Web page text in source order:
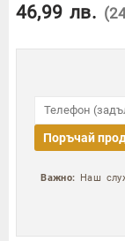
46,99 лв.
Поръчай
Важно: Наш